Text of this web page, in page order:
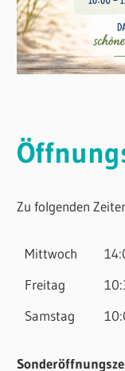
Zu folgenden
Mittwoch
Freitag
Samstag